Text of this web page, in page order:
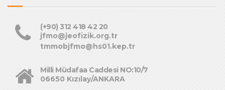
(+90) 312 418 42 20
jfmo@jeofizik.org.tr
tmmobjfmo@hs01.kep.tr
Milli Müdafaa Caddesi NO:10/7
06650 Kızılay/ANKARA